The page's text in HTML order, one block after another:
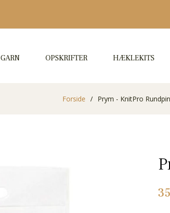
GARN OPSKRIFTER HÆKLEKITS
Forside / Prym - KnitPro